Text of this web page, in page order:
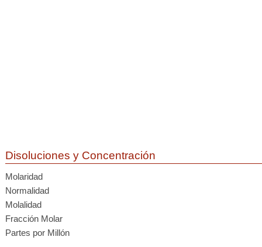
Disoluciones y Concentración
Molaridad
Normalidad
Molalidad
Fracción Molar
Partes por Millón